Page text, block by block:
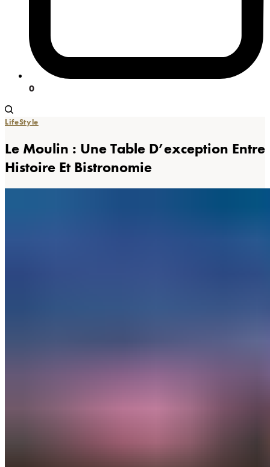
0
LifeStyle
Le Moulin : Une Table D’exception Entre
Histoire Et Bistronomie